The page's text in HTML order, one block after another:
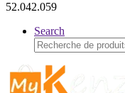
52.042.059
Search
Recherche
pour :